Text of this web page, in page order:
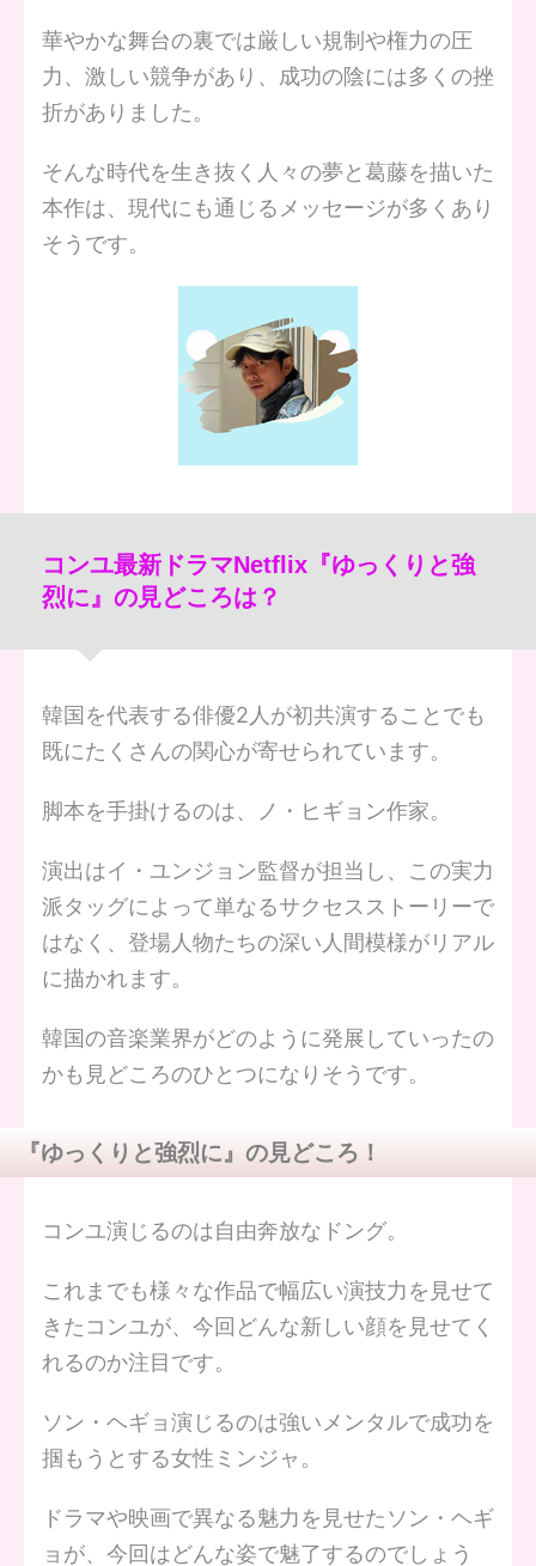
華やかな舞台の裏では厳しい規制や権力の圧
力、激しい競争があり、成功の陰には多くの挫
折がありました。
そんな時代を生き抜く人々の夢と葛藤を描いた
本作は、現代にも通じるメッセージが多くあり
そうです。
コンユ最新ドラマNetflix『ゆっくりと強
烈に』の見どころは？
韓国を代表する俳優2人が初共演することでも
既にたくさんの関心が寄せられています。
脚本を手掛けるのは、ノ・ヒギョン作家。
演出はイ・ユンジョン監督が担当し、この実力
派タッグによって単なるサクセスストーリーで
はなく、登場人物たちの深い人間模様がリアル
に描かれます。
韓国の音楽業界がどのように発展していったの
かも見どころのひとつになりそうです。
『ゆっくりと強烈に』の見どころ！
コンユ演じるのは自由奔放なドング。
これまでも様々な作品で幅広い演技力を見せて
きたコンユが、今回どんな新しい顔を見せてく
れるのか注目です。
ソン・ヘギョ演じるのは強いメンタルで成功を
掴もうとする女性ミンジャ。
ドラマや映画で異なる魅力を見せたソン・ヘギ
ョが、今回はどんな姿で魅了するのでしょう